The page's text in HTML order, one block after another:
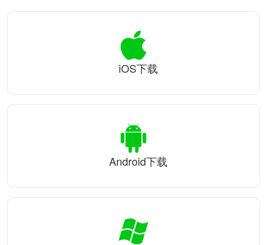
iOS下载
Android下载